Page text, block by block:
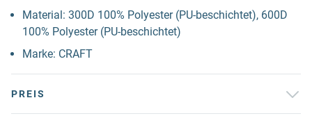
Material: 300D 100% Polyester (PU-beschichtet), 600D
100% Polyester (PU-beschichtet)
Marke: CRAFT
PREIS